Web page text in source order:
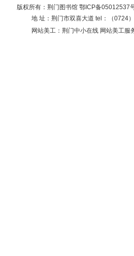
版权所有：荆门图书馆 鄂ICP备05012537
地 址：荆门市双喜大道 tel：（0724
网站美工：荆门中小在线 网站美工